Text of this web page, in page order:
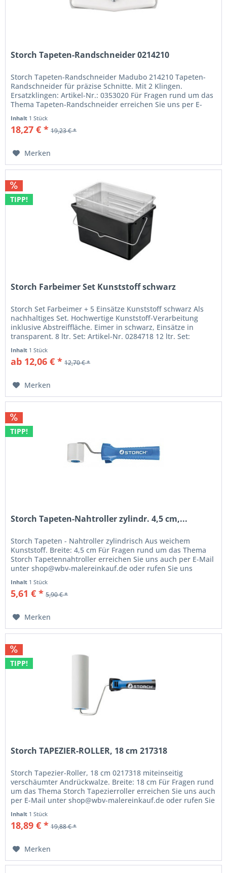
Storch Tapeten-Randschneider 0214210
Storch Tapeten-Randschneider Madubo 214210 Tapeten-
Randschneider für präzise Schnitte. Mit 2 Klingen.
Ersatzklingen: Artikel-Nr.: 0353020 Für Fragen rund um das
Thema Tapeten-Randschneider erreichen Sie uns per E-
Inhalt 1 Stück
18,27 € * 19,23 € *
Merken
TIPP!
Storch Farbeimer Set Kunststoff schwarz
Storch Set Farbeimer + 5 Einsätze Kunststoff schwarz Als
nachhaltiges Set. Hochwertige Kunststoff-Verarbeitung
inklusive Abstreiffläche. Eimer in schwarz, Einsätze in
transparent. 8 ltr. Set: Artikel-Nr. 0284718 12 ltr. Set:
Inhalt 1 Stück
ab 12,06 € * 12,70 € *
Merken
TIPP!
Storch Tapeten-Nahtroller zylindr. 4,5 cm,...
Storch Tapeten - Nahtroller zylindrisch Aus weichem
Kunststoff. Breite: 4,5 cm Für Fragen rund um das Thema
Storch Tapetennahtroller erreichen Sie uns auch per E-Mail
unter shop@wbv-malereinkauf.de oder rufen Sie uns
Inhalt 1 Stück
5,61 € * 5,90 € *
Merken
TIPP!
Storch TAPEZIER-ROLLER, 18 cm 217318
Storch Tapezier-Roller, 18 cm 0217318 miteinseitig
verschäumter Andrückwalze. Breite: 18 cm Für Fragen rund
um das Thema Storch Tapezierroller erreichen Sie uns auch
per E-Mail unter shop@wbv-malereinkauf.de oder rufen Sie
Inhalt 1 Stück
18,89 € * 19,88 € *
Merken